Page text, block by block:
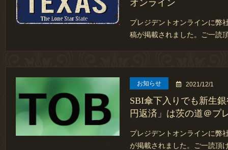
オンライン
プレジデントオンラインに
稿が掲載されました。ご一読
お知らせ 2021/12/1
SBI傘下入りでも新生
円返済」は茨の道＠プ
プレジデントオンラインに弊
が掲載されました。ご一読頂